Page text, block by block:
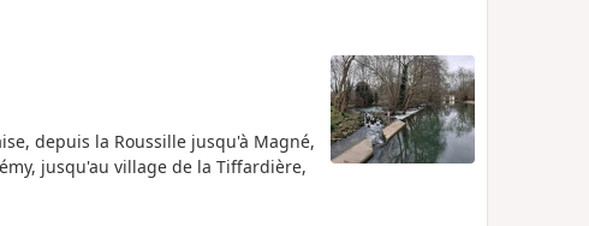
depuis la Roussille jusqu'à Magné,
jusqu'au village de la Tiffardière,